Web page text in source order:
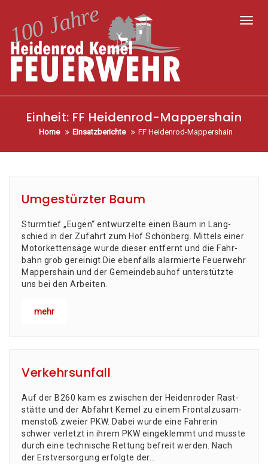
Einheit: FF Heidenrod-Mappershain
Home Einsatzberichte FF Heidenrod-Mappershain
Umgestürzter Baum
Sturm­tief „Eugen“ ent­wur­zel­te einen Baum in Lang­
schied in der Zufahrt zum Hof Schön­berg. Mit­tels einer
Motor­ket­ten­sä­ge wur­de die­ser ent­fernt und die Fahr­
bahn grob gerei­nigt.Die eben­falls alar­mier­te Feu­er­wehr
Map­pers­hain und der Gemein­de­bau­hof unter­stütz­te
uns bei den Arbeiten.
mehr
Verkehrsunfall
Auf der B260 kam es zwi­schen der Hei­den­ro­der Rast­
stät­te und der Abfahrt Kemel zu einem Fron­tal­zu­sam­
men­stoß zwei­er PKW. Dabei wur­de eine Fah­re­rin
schwer ver­letzt in ihrem PKW ein­ge­klemmt und muss­te
durch eine tech­ni­sche Ret­tung befreit wer­den. Nach
der Erst­ver­sor­gung erfolg­te der…